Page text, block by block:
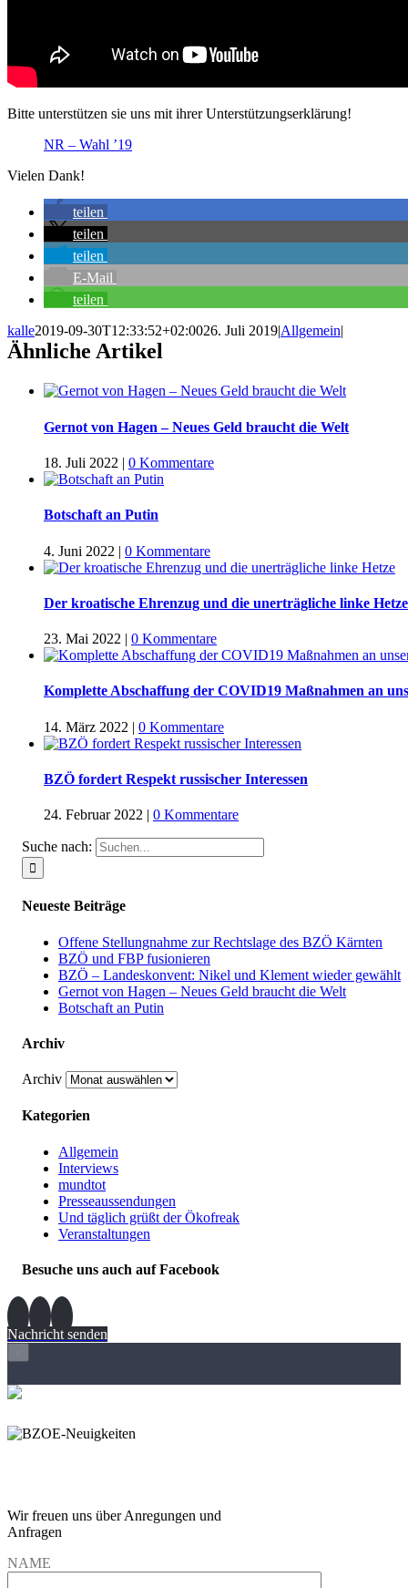
Bitte unterstützen sie uns mit ihrer Unterstützungserklärung!
NR – Wahl ’19
Vielen Dank!
teilen
teilen
teilen
E-Mail
teilen
kalle2019-09-30T12:33:52+02:0026. Juli 2019|Allgemein|
Ähnliche Artikel
Gernot von Hagen – Neues Geld braucht die Welt
18. Juli 2022 | 0 Kommentare
Botschaft an Putin
4. Juni 2022 | 0 Kommentare
Der kroatische Ehrenzug und die unerträgliche linke Hetze
23. Mai 2022 | 0 Kommentare
Komplette Abschaffung der COVID19 Maßnahmen an
14. März 2022 | 0 Kommentare
BZÖ fordert Respekt russischer Interessen
24. Februar 2022 | 0 Kommentare
Suche nach:
Neueste Beiträge
Offene Stellungnahme zur Rechtslage des BZÖ Kärnten
BZÖ und FBP fusionieren
BZÖ – Landeskonvent: Nikel und Klement wieder gewählt
Gernot von Hagen – Neues Geld braucht die Welt
Botschaft an Putin
Archiv
Archiv
Kategorien
Allgemein
Interviews
mundtot
Presseaussendungen
Und täglich grüßt der Ökofreak
Veranstaltungen
Besuche uns auch auf Facebook
Nachricht senden
Wir freuen uns über Anregungen und
Anfragen
NAME